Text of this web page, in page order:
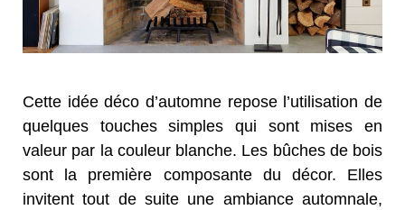
Cette idée déco d’automne repose l’utilisation de
quelques touches simples qui sont mises en
valeur par la couleur blanche. Les bûches de bois
sont la première composante du décor. Elles
invitent tout de suite une ambiance automnale,